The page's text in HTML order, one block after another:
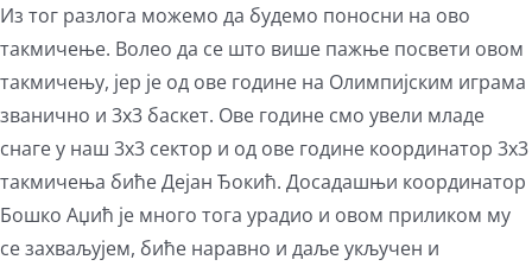
Из тог разлога можемо да будемо поносни на ово
такмичење. Волео да се што више пажње посвети овом
такмичењу, јер је од ове године на Олимпијским играма
званично и 3х3 баскет. Ове године смо увели младе
снаге у наш 3х3 сектор и од ове године координатор 3х3
такмичења биће Дејан Ђокић. Досадашњи координатор
Бошко Аџић је много тога урадио и овом приликом му
се захваљујем, биће наравно и даље укључен и